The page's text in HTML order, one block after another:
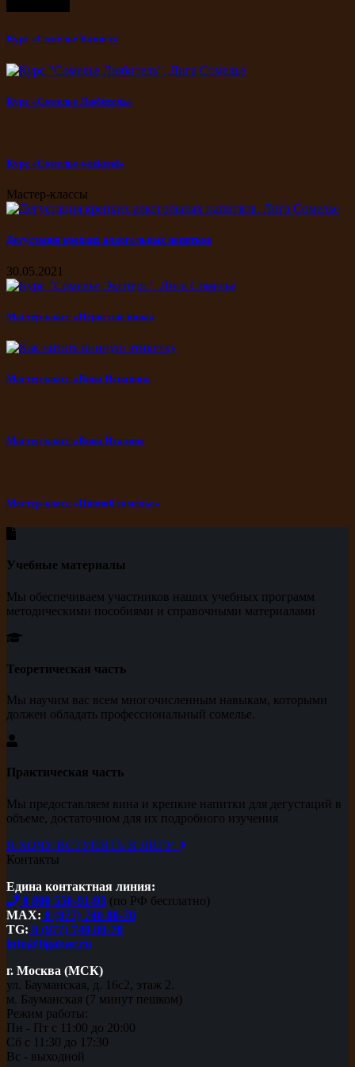
Курс «Сомелье Кавист»
Курс «Сомелье Любитель»
Курс «Сомелье-weekend»
Мастер-классы
Дегустация крепких алкогольных напитков
30.05.2021
Мастер-класс «Игристые вина»
Мастер-класс «Вина Испании»
Мастер-класс «Вина Италии»
Мастер-класс «Пивной сомелье»
Учебные материалы
Мы обеспечиваем участников наших учебных программ
методическими пособиями и справочными материалами
Теоретическая часть
Мы научим вас всем многочисленным навыкам, которыми
должен обладать профессиональный сомелье.
Практическая часть
Мы предоставляем вина и крепкие напитки для дегустаций в
объеме, достаточном для их подробного изучения
Я ХОЧУ ВСТУПИТЬ В ЛИГУ
Контакты
Едина контактная линия:
8 800 550-91-93 (по РФ бесплатно)
MAX: 8 (977) 740 80-70
TG: 8 (977) 740 80-70
info@ligabar.ru
г. Москва (МСК)
ул. Бауманская, д. 16с2, этаж 2.
м. Бауманская (7 минут пешком)
Режим работы:
Пн - Пт с 11:00 до 20:00
Сб с 11:30 до 17:30
Вс - выходной